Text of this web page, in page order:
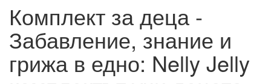
Комплект за деца -
Забавление, знание и
грижа в едно: Nelly Jelly